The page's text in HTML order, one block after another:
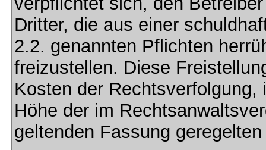
Dritter, die aus einer
2.2. genannten Pflichten
freizustellen. Diese
Kosten der
Höhe der im
geltenden Fassung